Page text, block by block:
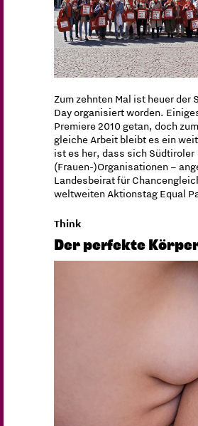
Zum zehnten Mal ist heuer der
Day organisiert worden.
Premiere 2010 getan, doch
gleiche Arbeit bleibt es ein
ist es her, dass sich Südtiroler
(Frauen-)Organisationen –
Landesbeirat für
weltweiten Aktionstag Equal
Think
Der perfekte